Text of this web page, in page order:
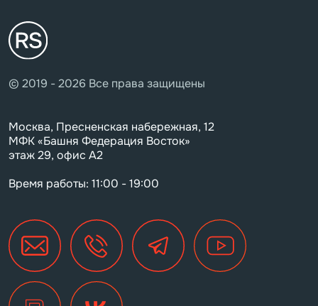
© 2019 - 2026 Все права защищены
Москва, Пресненская набережная, 12
МФК «Башня Федерация Восток»
этаж 29, офис А2
Время работы: 11:00 - 19:00